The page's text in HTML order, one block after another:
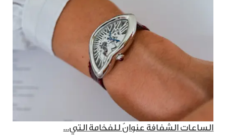
الساعات الشفافة عنوانٌ للفخامة التي...